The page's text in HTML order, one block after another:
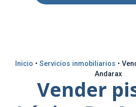
Inicio • Servicios inmobiliarios •
Andarax
Vender